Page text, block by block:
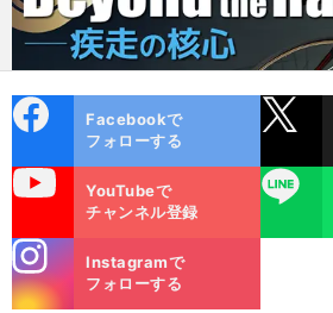
ok
Facebookで
フォローする
YouTubeで
チャンネル登録
LINE
m
Instagramで
フォローする